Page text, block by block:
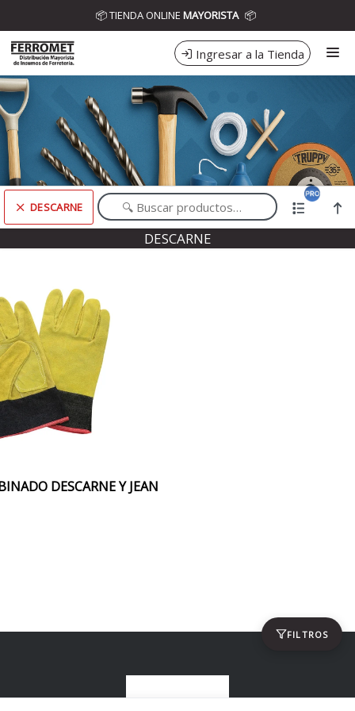
📦 TIENDA ONLINE MAYORISTA 📦
Ingresar a la Tienda
CÓMO COMPRAR
CONTACTO
DESCARNE
Comprá online productos de DESCARNE en DISTRIBUIDORA FERROMET
FILTROS
DESCARNE
DESCARNE Y JEAN